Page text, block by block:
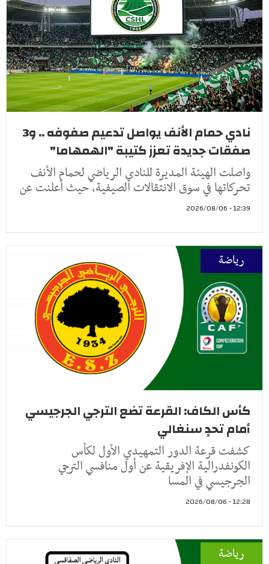
نادي حمام الأنف يواصل تدعيم صفوفه .. و3
صفقات جديدة تعزز كتيبة "الهمهاما"
واصلت الهيئة المديرة للنادي الرياضي لحمام الأنف
تحركاتها في سوق الانتقالات الصيفية، حيث أعلنت عن
12:39 - 2026/08/06
رياضة
كأس الكاف: القرعة تضع الترجي الجرجيسي
أمام تحدٍ سنغالي
كشفت قرعة الدور التمهيدي الأول لكأس
الكونفدرالية الإفريقية عن أول منافسي الترجي
الجرجيسي في المسا
12:28 - 2026/08/06
رياضة